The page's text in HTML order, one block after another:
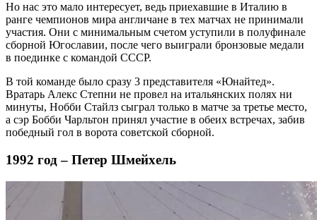
Но нас это мало интересует, ведь приехавшие в Италию в
ранге чемпионов мира англичане в тех матчах не принимали
участия. Они с минимальным счетом уступили в полуфинале
сборной Югославии, после чего выиграли бронзовые медали
в поединке с командой СССР.
В той команде было сразу 3 представителя «Юнайтед».
Вратарь Алекс Степни не провел на итальянских полях ни
минуты, Нобби Стайлз сыграл только в матче за третье место,
а сэр Бобби Чарльтон принял участие в обеих встречах, забив
победный гол в ворота советской сборной.
1992 год – Петер Шмейхель